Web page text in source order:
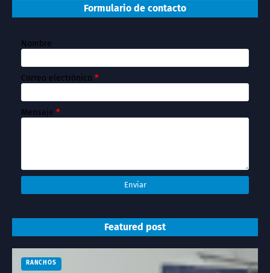
Formulario de contacto
Nombre
Correo electrónico *
Mensaje *
Featured post
RANCHOS